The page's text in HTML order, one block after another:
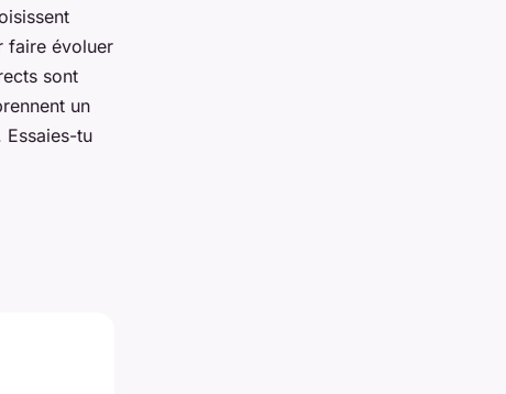
faire évoluer
sont
un
tu